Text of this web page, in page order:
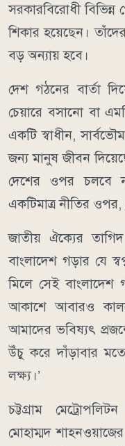
সরকারবিরোধী
শিকার হয়েছেন।
বড় অন্যায় হবে।
দেশ গঠনের বার্তা
চেয়ারে বসানো বা
একটি স্বাধীন,
জন্য মানুষ জীবন
দেশের ওপর চলবে
একটিমাত্র নীতির
জাতীয় ঐক্যের
বাংলাদেশ গড়ার যে
মিলে সেই বাংলাদেশ
আকাশে আবারও
আমাদের ভবিষ্যৎ
উঁচু করে দাঁড়াবার
লক্ষ্য।’
চট্টগ্রাম
মোহাম্মদ